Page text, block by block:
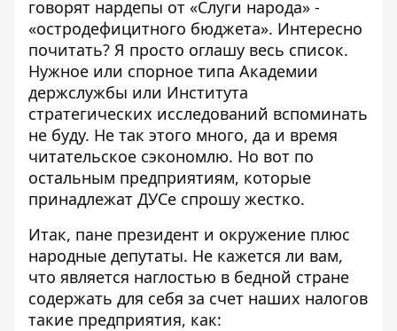
говорят нардепы от «Слуги народа» -
«остродефицитного бюджета». Интересно
почитать? Я просто оглашу весь список.
Нужное или спорное типа Академии
держслужбы или Института
стратегических исследований вспоминать
не буду. Не так этого много, да и время
читательское сэкономлю. Но вот по
остальным предприятиям, которые
принадлежат ДУСе спрошу жестко.
Итак, пане президент и окружение плюс
народные депутаты. Не кажется ли вам,
что является наглостью в бедной стране
содержать для себя за счет наших налогов
такие предприятия, как: